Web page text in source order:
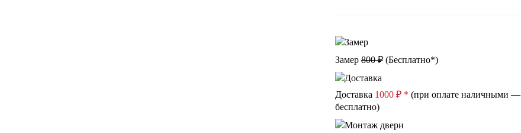
Замер800 ₽(Бесплатно*)
Доставка 1000 ₽ * (при оплате наличными —
бесплатно)